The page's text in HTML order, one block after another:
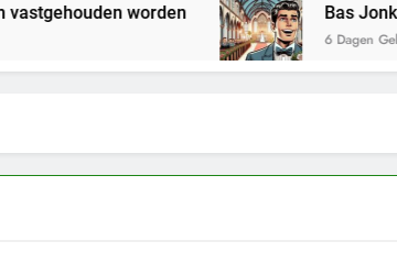
worden Bas Jonker
6 Dagen Geleden